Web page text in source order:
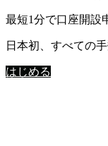
最短1分で口座開設
日本初、すべての
はじめる